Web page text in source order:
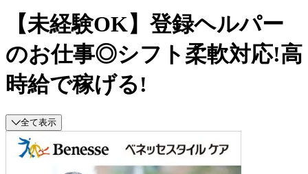
【未経験OK】登録ヘルパー
のお仕事◎シフト柔軟対応!高
時給で稼げる!
全て表示